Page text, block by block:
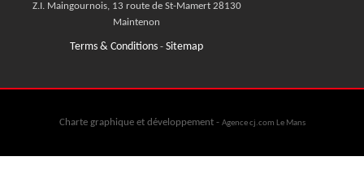
Z.I. Maingournois, 13 route de St-Mamert 28130
Maintenon
Terms & Conditions - Sitemap
Charte graphique et développement - Agence cj.com Le Mans